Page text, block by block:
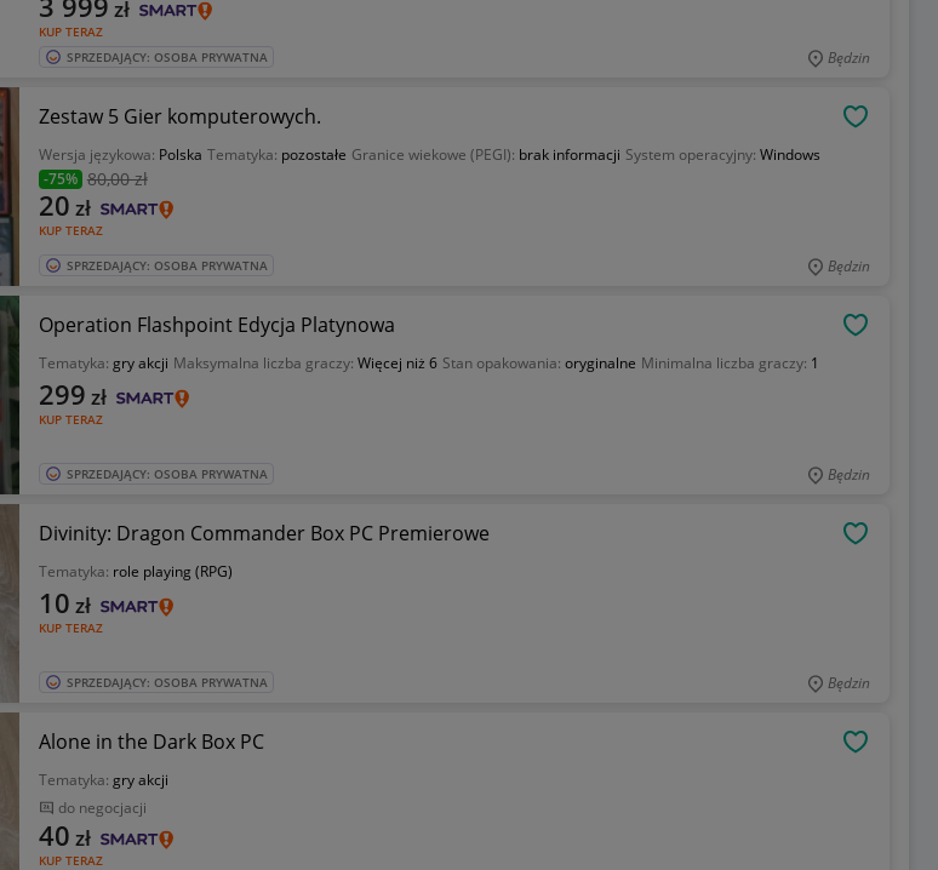
KUP TERAZ
zł
SPRZEDAJĄCY: OSOBA PRYWATNA Będzin
Zestaw 5 Gier komputerowych.
Wersja językowa: Polska Tematyka: pozostałe Granice wiekowe (PEGI): brak informacji System operacyjny: Windows
-75% 80,00 zł
KUP TERAZ
20 zł
SPRZEDAJĄCY: OSOBA PRYWATNA Będzin
Operation Flashpoint Edycja Platynowa
Tematyka: gry akcji Maksymalna liczba graczy: Więcej niż 6 Stan opakowania: oryginalne Minimalna liczba graczy: 1
KUP TERAZ
299 zł
SPRZEDAJĄCY: OSOBA PRYWATNA Będzin
Divinity: Dragon Commander Box PC Premierowe
Tematyka: role playing (RPG)
KUP TERAZ
10 zł
SPRZEDAJĄCY: OSOBA PRYWATNA Będzin
Alone in the Dark Box PC
Tematyka: gry akcji
do negocjacji
KUP TERAZ
40 zł